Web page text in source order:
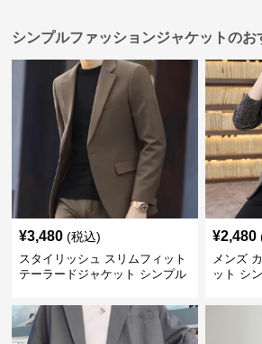
シンプルファッションジャケットのお
¥3,480 (税込)
スタイリッシュ スリムフィット
テーラードジャケット シンプル
¥2,480
メンズ
ット シ